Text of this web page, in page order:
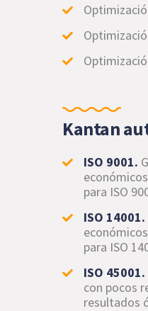
Kantan
ISO 9001.
para ISO
ISO 14001.
para ISO
ISO 45001.
con pocos
resultados